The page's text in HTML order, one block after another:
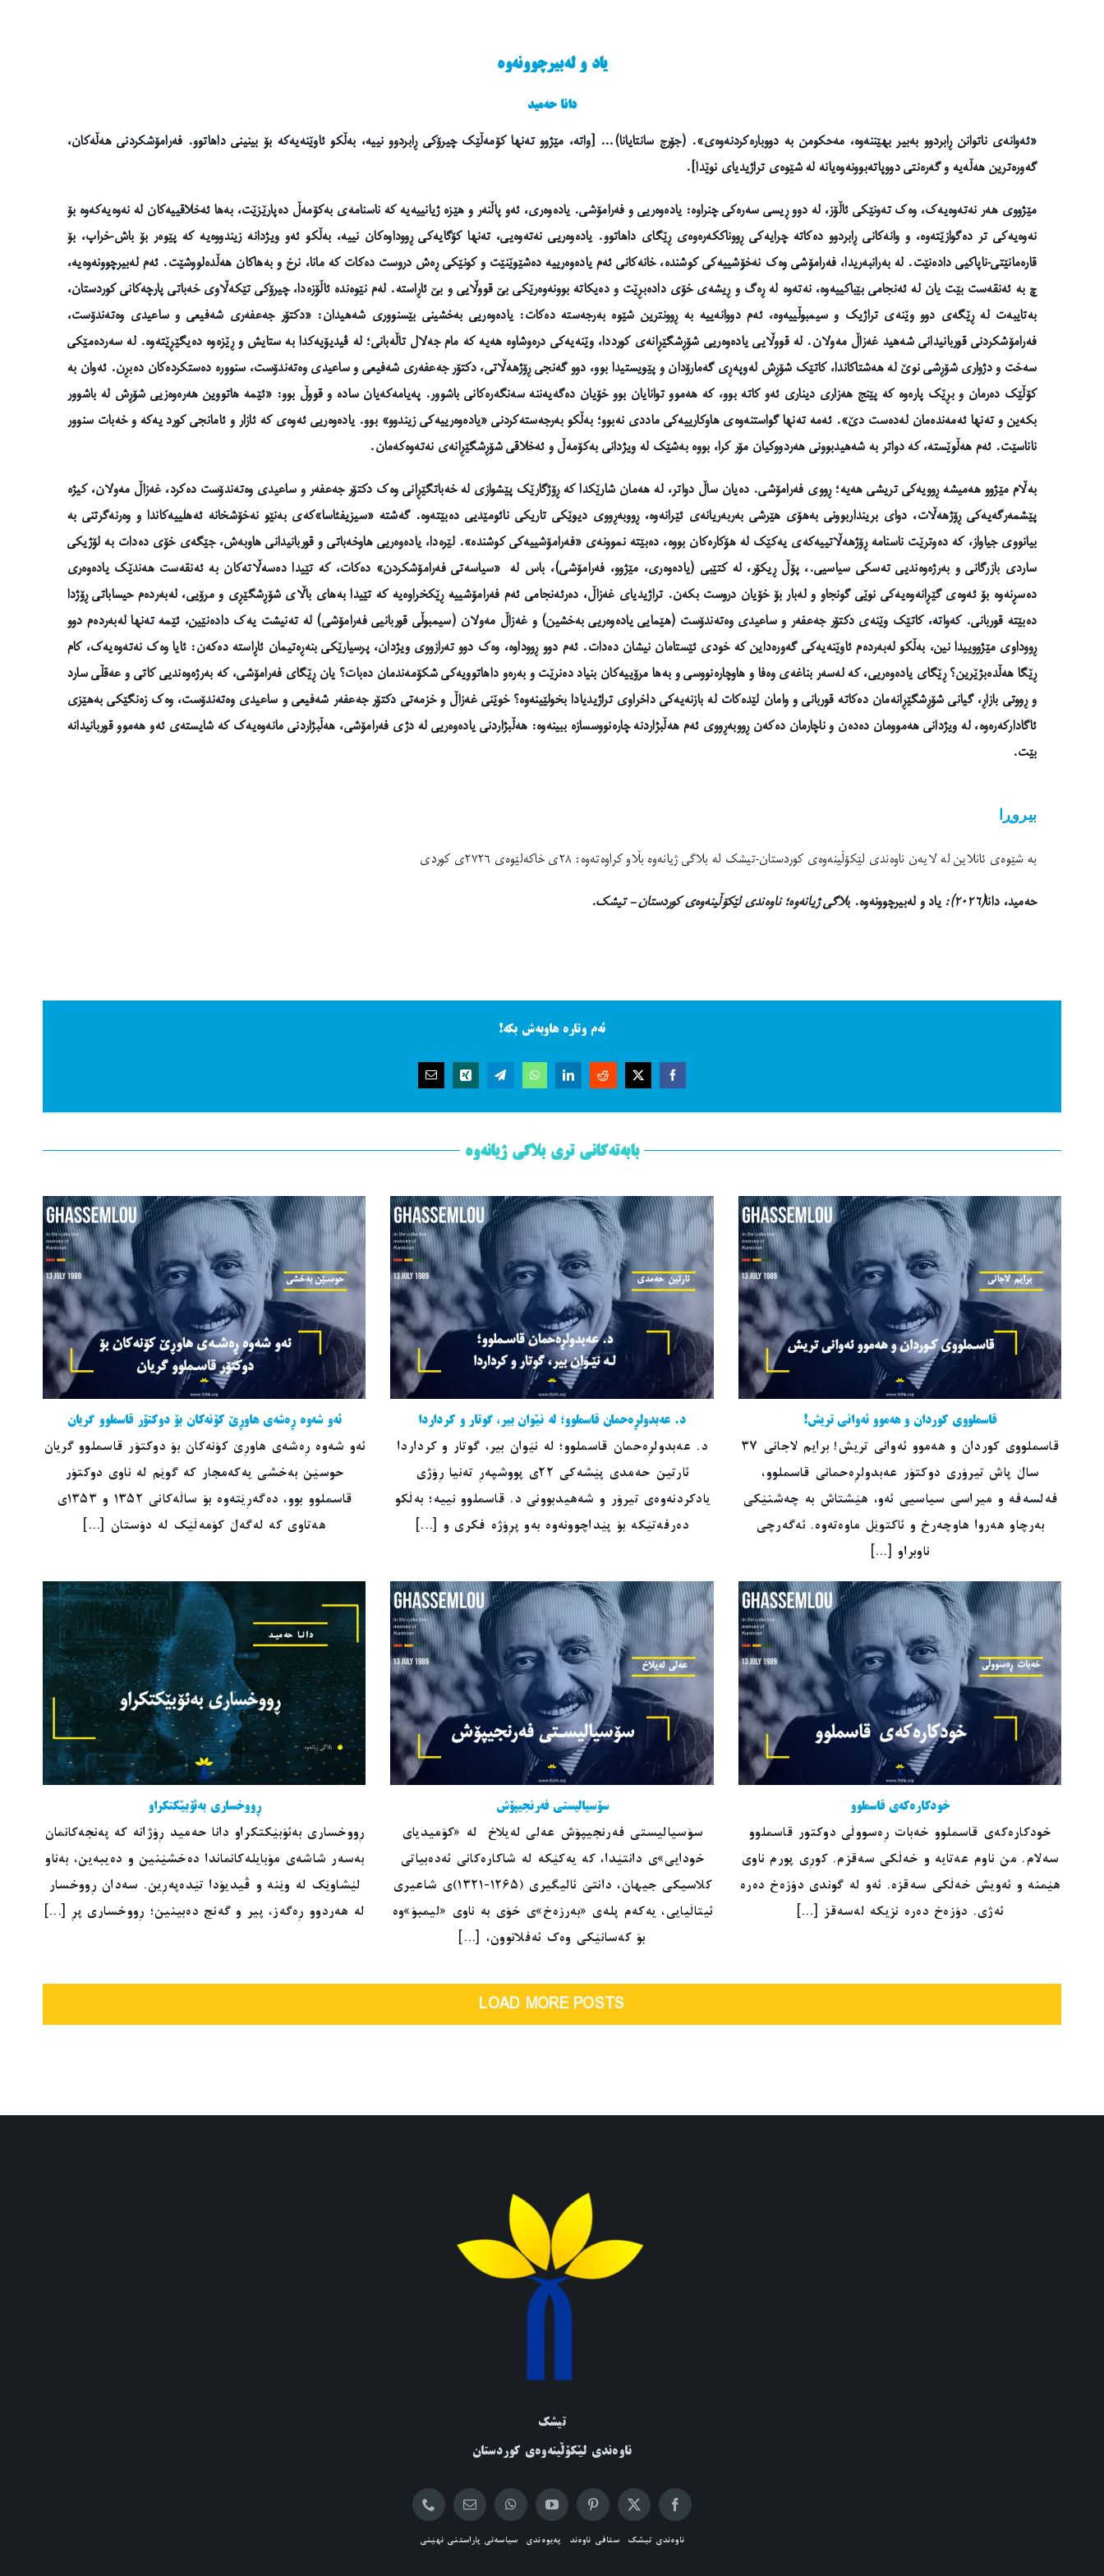
یاد و لەبیرچوونەوە
دانا حەمید
«ئەوانەی ناتوانن ڕابردوو بەبیر بهێننەوە، مەحکومن بە دووبارەکردنەوەی». (جۆرج سانتایانا)… [واتە، مێژوو تەنها کۆمەڵێک چیرۆکی ڕابردوو نییە، بەڵکو ئاوێنەیەکە بۆ بینینی داهاتوو. فەرامۆشکردنی هەڵەکان،
گەورەترین هەڵەیە و گەرەنتی دووپاتەبوونەوەیانە لە شێوەی تراژیدیای نوێدا].
مێژووی هەر نەتەوەیەک، وەک تەونێکی ئاڵۆز، لە دوو ڕیسی سەرەکی چنراوە: یادەوەریی و فەرامۆشی. یادەوەری، ئەو پاڵنەر و هێزە ژیانییەیە کە ناسنامەی بەکۆمەڵ دەپارێزێت، بەها ئەخلاقییەکان لە نەوەیەکەوە بۆ
نەوەیەکی تر دەگوازێتەوە، و وانەکانی ڕابردوو دەکاتە چرایەکی ڕووناککەرەوەی ڕێگای داهاتوو. یادەوەریی نەتەوەیی، تەنها کۆگایەکی ڕووداوەکان نییە، بەڵکو ئەو ویژدانە زیندووەیە کە پێوەر بۆ باش-خراپ، بۆ
قارەمانێتی-ناپاکیی دادەنێت. لە بەرانبەریدا، فەرامۆشی وەک نەخۆشییەکی کوشندە، خانەکانی ئەم یادەوەرییە دەشێوێنێت و کونێکی ڕەش دروست دەکات کە مانا، نرخ و بەهاکان هەڵدەلووشێت. ئەم لەبیرچوونەوەیە،
چ بە ئەنقەست بێت یان لە ئەنجامی بێباکییەوە، نەتەوە لە ڕەگ و ڕیشەی خۆی دادەبڕێت و دەیکاتە بوونەوەرێکی بێ قووڵایی و بێ ئاڕاستە. لەم نێوەندە ئاڵۆزەدا، چیرۆکی تێکەڵاوی خەباتی پارچەکانی کوردستان،
بەتایبەت لە ڕێگەی دوو وێنەی تراژیک و سیمبوڵییەوە، ئەم دووانەییە بە ڕوونترین شێوە بەرجەستە دەکات: یادەوەریی بەخشینی بێسنووری شەهیدان: «دکتۆر جەعفەری شەفیعی و ساعیدی وەتەندۆست،
فەرامۆشکردنی قوربانیدانی شەهید غەزاڵ مەولان. لە قووڵایی یادەوەریی شۆڕشگێڕانەی کورددا، وێنەیەکی درەوشاوە هەیە کە مام جەلال تاڵەبانی؛ لە ڤیدیۆیەکدا بە ستایش و ڕێزەوە دەیگێڕێتەوە. لە سەردەمێکی
سەخت و دژواری شۆڕشی نوێ لە هەشتاکاندا، کاتێک شۆڕش لەوپەڕی گەمارۆدان و پێویستیدا بوو، دوو گەنجی ڕۆژهەڵاتی، دکتۆر جەعفەری شەفیعی و ساعیدی وەتەندۆست، سنوورە دەستکردەکان دەبڕن. ئەوان بە
کۆڵێک دەرمان و بڕێک پارەوە کە پێنج هەزاری دیناری ئەو کاتە بوو، کە هەموو توانایان بوو خۆیان دەگەیەننە سەنگەرەکانی باشوور. پەیامەکەیان سادە و قووڵ بوو: «ئێمە هاتووین هەرەوەزیی شۆڕش لە باشوور
بکەین و تەنها ئەمەندەمان لەدەست دێ». ئەمە تەنها گواستنەوەی هاوکارییەکی ماددی نەبوو؛ بەڵکو بەرجەستەکردنی «یادەوەرییەکی زیندوو» بوو. یادەوەریی ئەوەی کە ئازار و ئامانجی کورد یەکە و خەبات سنوور
ناناسێت. ئەم هەڵوێستە، کە دواتر بە شەهیدبوونی هەردووکیان مۆر کرا، بووە بەشێک لە ویژدانی بەکۆمەڵ و ئەخلاقی شۆڕشگێڕانەی نەتەوەکەمان.
بەڵام مێژوو هەمیشە ڕوویەکی تریشی هەیە؛ ڕووی فەرامۆشی. دەیان ساڵ دواتر، لە هەمان شارێکدا کە ڕۆژگارێک پێشوازی لە خەباتگێڕانی وەک دکتۆر جەعفەر و ساعیدی وەتەندۆست دەکرد، غەزاڵ مەولان، کیژە
پێشمەرگەیەکی ڕۆژهەڵات، دوای برینداربوونی بەهۆی هێرشی بەربەریانەی ئێرانەوە، ڕووبەڕووی دیوێکی تاریکی نائومێدیی دەبێتەوە. گەشتە «سیزیفئاسا»کەی بەنێو نەخۆشخانە ئەهلییەکاندا و وەرنەگرتنی بە
بیانووی جیاواز، کە دەوترێت ناسنامە ڕۆژهەڵاتییەکەی یەکێک لە هۆکارەکان بووە، دەبێتە نموونەی «فەرامۆشییەکی کوشندە». لێرەدا، یادەوەریی هاوخەباتی و قوربانیدانی هاوبەش، جێگەی خۆی دەدات بە لۆژیکی
ساردی بازرگانی و بەرژەوەندیی تەسکی سیاسیی.، پۆڵ ڕیکۆر، لە کتێبی (یادەوەری، مێژوو، فەرامۆشی)، باس لە «سیاسەتی فەرامۆشکردن» دەکات، کە تێیدا دەسەڵاتەکان بە ئەنقەست هەندێک یادەوەری
دەسڕنەوە بۆ ئەوەی گێڕانەوەیەکی نوێی گونجاو و لەبار بۆ خۆیان دروست بکەن. تراژیدیای غەزاڵ، دەرئەنجامی ئەم فەرامۆشییە ڕێکخراوەیە کە تێیدا بەهای باڵای شۆڕشگێڕی و مرۆیی، لەبەردەم حیساباتی ڕۆژدا
دەبێتە قوربانی. کەواتە، کاتێک وێنەی دکتۆر جەعفەر و ساعیدی وەتەندۆست (هێمایی یادەوەریی بەخشین) و غەزاڵ مەولان (سیمبوڵی قوربانیی فەرامۆشی) لە تەنیشت یەک دادەنێین، ئێمە تەنها لەبەردەم دوو
ڕووداوی مێژووییدا نین، بەڵکو لەبەردەم ئاوێنەیەکی گەورەداین کە خودی ئێستامان نیشان دەدات. ئەم دوو ڕووداوە، وەک دوو تەرازووی ویژدان، پرسیارێکی بنەڕەتیمان ئاڕاستە دەکەن: ئایا وەک نەتەوەیەک، کام
ڕێگا هەڵدەبژێرین؟ ڕێگای یادەوەریی، کە لەسەر بناغەی وەفا و هاوچارەنووسی و بەها مرۆییەکان بنیاد دەنرێت و بەرەو داهاتوویەکی شکۆمەندمان دەبات؟ یان ڕێگای فەرامۆشی، کە بەرژەوەندیی کاتی و عەقڵی سارد
و ڕووتی بازاڕ، گیانی شۆڕشگێڕانەمان دەکاتە قوربانی و وامان لێدەکات لە بازنەیەکی داخراوی تراژیدیادا بخولێینەوە؟ خوێنی غەزاڵ و خزمەتی دکتۆر جەعفەر شەفیعی و ساعیدی وەتەندۆست، وەک زەنگێکی بەهێزی
ئاگادارکەرەوە، لە ویژدانی هەموومان دەدەن و ناچارمان دەکەن ڕووبەڕووی ئەم هەڵبژاردنە چارەنووسسازە ببینەوە: هەڵبژاردنی یادەوەریی لە دژی فەرامۆشی، هەڵبژاردنی مانەوەیەک کە شایستەی ئەو هەموو قوربانیدانە
بێت.
بیروڕا
بە شێوەی ئانلاین لە لایەن ناوەندی لێکۆڵینەوەی کوردستان-تیشک لە بلاگی ژیانەوە بڵاو کراوەتەوە: ٢٨ی خاکەلێوەی ٢٧٢٦ی کوردی
حەمید، دانا(٢٠٢٦): یاد و لەبیرچوونەوە. بلاگی ژیانەوە؛ ناوەندی لێکۆڵینەوەی کوردستان – تیشک.
ئەم وتارە هاوبەش بکە!
بابەتەکانی تری بلاگی ژیانەوە
قاسملووی کوردان و هەموو ئەوانی تریش!
قاسملووی کوردان و هەموو ئەوانی تریش! برایم لاجانی ٣٧
ساڵ پاش تیرۆری دوکتۆر عەبدولڕەحمانی قاسملوو،
فەلسەفە و میراسی سیاسیی ئەو، هێشتاش بە چەشنێکی
بەرچاو هەروا هاوچەرخ و ئاکتوێل ماوەتەوە. ئەگەرچی
ناوبراو [...]
د. عەبدولڕەحمان قاسملوو؛ لە نێوان بیر، گوتار و کرداردا
د. عەبدولڕەحمان قاسملوو؛ لە نێوان بیر، گوتار و کرداردا
ئارتین حەمدی پێشەکی ٢٢ی پووشپەڕ تەنیا ڕۆژی
یادکردنەوەی تیرۆر و شەهیدبوونی د. قاسملوو نییە؛ بەڵکو
دەرفەتێکە بۆ پێداچوونەوە بەو پڕۆژە فکری و [...]
ئەو شەوە ڕەشەی هاوڕێ کۆنەکان بۆ دوکتۆر قاسملوو گریان
ئەو شەوە ڕەشەی هاوڕێ کۆنەکان بۆ دوکتۆر قاسملوو گریان
حوسێن بەخشی یەکەمجار کە گوێم لە ناوی دوکتۆر
قاسملوو بوو، دەگەڕێتەوە بۆ ساڵەکانی ١٣٥٢ و ١٣٥٣ی
هەتاوی کە لەگەڵ کۆمەڵێک لە دۆستان [...]
خودکارەکەی قاسملوو
خودکارەکەی قاسملوو خەبات ڕەسووڵی دوکتور قاسملوو
سەلام. من ناوم عەتایە و خەڵکی سەقزم. کوڕی پورم ناوی
هێمنە و ئەویش خەڵکی سەقزە. ئەو لە گوندی دۆزەخ دەرە
ئەژی. دۆزەخ دەرە نزیکە لەسەقز [...]
سۆسیالیستی فەرنجیپۆش
سۆسیالیستی فەرنجیپۆش عەلی لەیلاخ لە «کۆمیدیای
خودایی»ی دانتێدا، کە یەکێکە لە شاکارەکانی ئەدەبیاتی
کلاسیکی جیهان، دانتێ ئالیگیری (١٢٦٥-١٣٢١)ی شاعیری
ئیتاڵیایی، یەکەم پلەی «بەرزەخ»ی خۆی بە ناوی «لیمبۆ»وە
بۆ کەسانێکی وەک ئەفلاتوون، [...]
ڕووخساری بەئۆبێکتکراو
ڕووخساری بەئۆبێکتکراو دانا حەمید ڕۆژانە کە پەنجەکانمان
بەسەر شاشەی مۆبایلەکانماندا دەخشێنین و دەیبەین، بەناو
لێشاوێک لە وێنە و ڤیدیۆدا تێدەپەڕین. سەدان ڕووخسار
لە هەردوو ڕەگەز، پیر و گەنج دەبینین؛ ڕووخساری پڕ [...]
LOAD MORE POSTS
تیشک
ناوەندی لێکۆڵینەوەی کوردستان
ناوەندی تیشک ستافی ناوەند پەیوەندی سیاسەتی پاراستنی نهێنی